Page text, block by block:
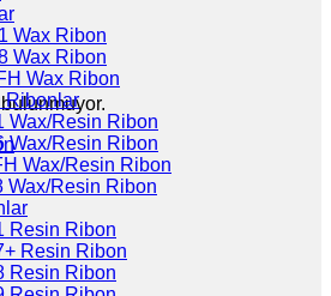
Wax Ribon
Wax Ribon
Wax Ribon
Ribonlar
Wax/Resin Ribon
Wax/Resin Ribon
Wax/Resin Ribon
Wax/Resin Ribon
Resin Ribon
Resin Ribon
Resin Ribon